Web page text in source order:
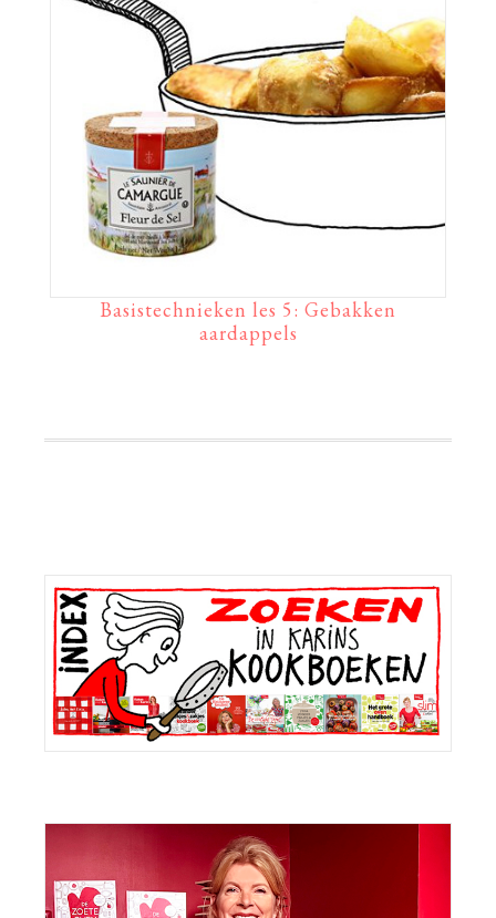
Basistechnieken les 5: Gebakken
aardappels
Primaire
Sidebar